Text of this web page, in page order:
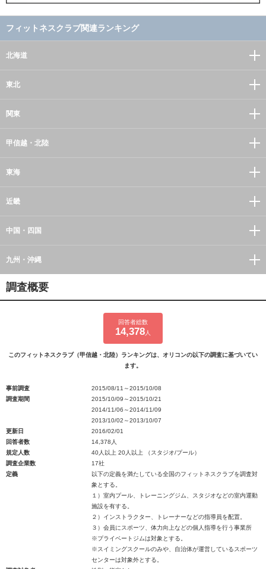
フィットネスクラブ関連ランキング
北海道
東北
関東
甲信越・北陸
東海
近畿
中国・四国
九州・沖縄
調査概要
回答者総数
14,378 人
このフィットネスクラブ（甲信越・北陸）ランキングは、オリコンの以下の調査に基づいてい
ます。
事前調査
2015/08/11～2015/10/08
調査期間
2015/10/09～2015/10/21
2014/11/06～2014/11/09
2013/10/02～2013/10/07
更新日
2016/02/01
回答者数
14,378人
規定人数
40人以上 20人以上 （スタジオ/プール）
調査企業数
17社
定義
以下の定義を満たしている全国のフィットネスクラブを調査対
象とする。
１）室内プール、トレーニングジム、スタジオなどの室内運動
施設を有する。
２）インストラクター、トレーナーなどの指導員を配置。
３）会員にスポーツ、体力向上などの個人指導を行う事業所
※プライベートジムは対象とする。
※スイミングスクールのみや、自治体が運営しているスポーツ
センターは対象外とする。